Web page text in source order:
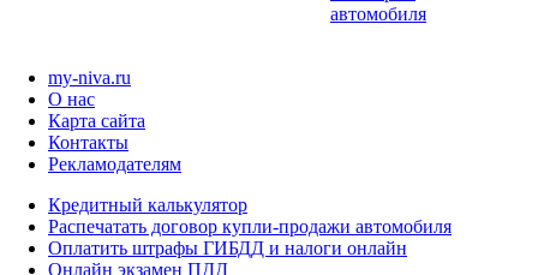
автомобиля
my-niva.ru
О нас
Карта сайта
Контакты
Рекламодателям
Кредитный калькулятор
Распечатать договор купли-продажи автомобиля
Оплатить штрафы ГИБДД и налоги онлайн
Онлайн экзамен ПДД